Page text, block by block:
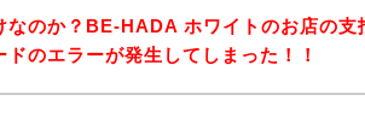
なのか？BE-HADA ホワイトのお店の支
ドのエラーが発生してしまった！！